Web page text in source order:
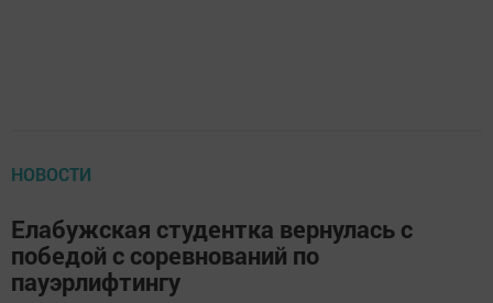
НОВОСТИ
Елабужская студентка вернулась с
победой с соревнований по
пауэрлифтингу